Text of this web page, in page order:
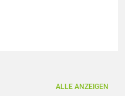
ALLE ANZEIGEN